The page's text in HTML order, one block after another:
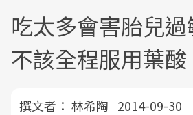
吃太多會害胎兒
不該全程服用葉酸
撰文者： 林希陶 2014-09-30